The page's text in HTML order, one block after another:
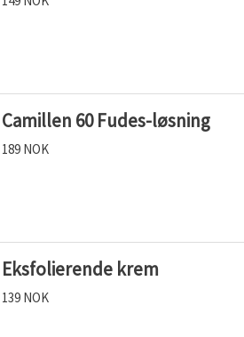
Camillen 60 Fudes-løsning
189 NOK
Eksfolierende krem
139 NOK